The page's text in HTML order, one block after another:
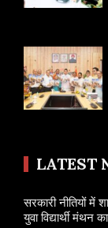
LATEST
सरकारी नीतियों में
युवा विद्यार्थी मंथन